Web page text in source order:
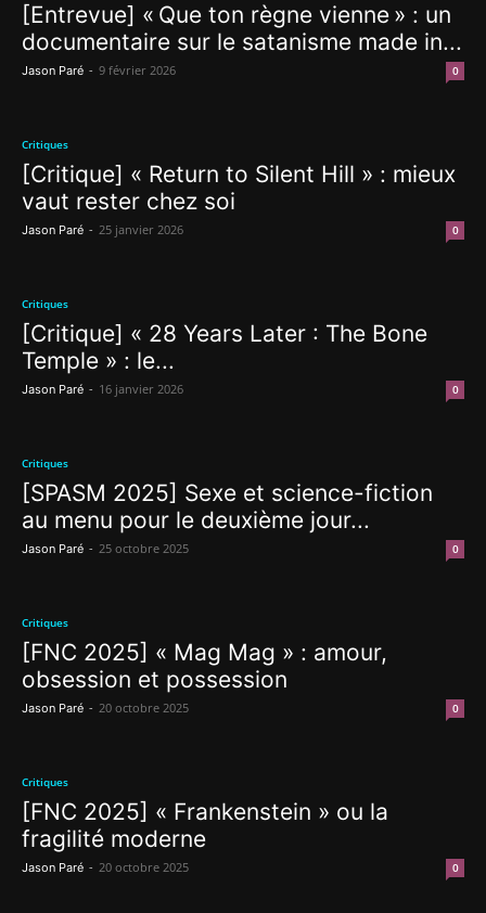
[Entrevue] « Que ton règne vienne » : un
documentaire sur le satanisme made in...
Jason Paré - 9 février 2026 0
Critiques
[Critique] « Return to Silent Hill » : mieux
vaut rester chez soi
Jason Paré - 25 janvier 2026 0
Critiques
[Critique] « 28 Years Later : The Bone
Temple » : le...
Jason Paré - 16 janvier 2026 0
Critiques
[SPASM 2025] Sexe et science-fiction
au menu pour le deuxième jour...
Jason Paré - 25 octobre 2025 0
Critiques
[FNC 2025] « Mag Mag » : amour,
obsession et possession
Jason Paré - 20 octobre 2025 0
Critiques
[FNC 2025] « Frankenstein » ou la
fragilité moderne
Jason Paré - 20 octobre 2025 0